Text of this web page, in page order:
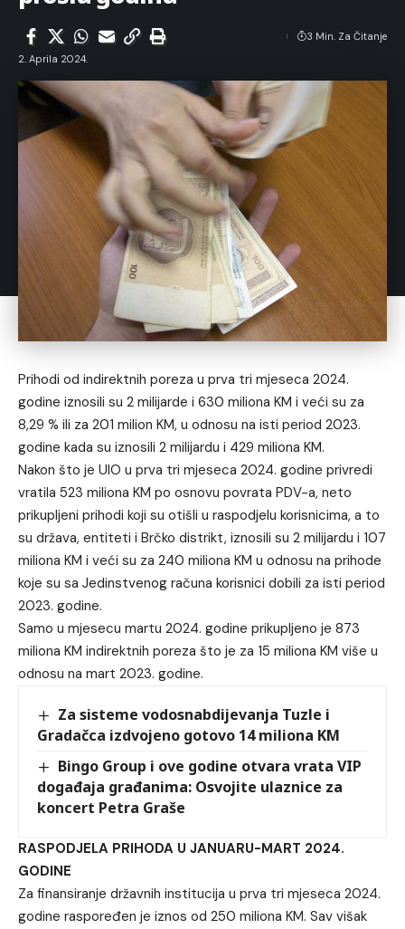
2. Aprila 2024.
3 Min. Za Čitanje
Prihodi od indirektnih poreza u prva tri mjeseca 2024.
godine iznosili su 2 milijarde i 630 miliona KM i veći su za
8,29 % ili za 201 milion KM, u odnosu na isti period 2023.
godine kada su iznosili 2 milijardu i 429 miliona KM.
Nakon što je UIO u prva tri mjeseca 2024. godine privredi
vratila 523 miliona KM po osnovu povrata PDV-a, neto
prikupljeni prihodi koji su otišli u raspodjelu korisnicima, a to
su država, entiteti i Brčko distrikt, iznosili su 2 milijardu i 107
miliona KM i veći su za 240 miliona KM u odnosu na prihode
koje su sa Jedinstvenog računa korisnici dobili za isti period
2023. godine.
Samo u mjesecu martu 2024. godine prikupljeno je 873
miliona KM indirektnih poreza što je za 15 miliona KM više u
odnosu na mart 2023. godine.
Za sisteme vodosnabdijevanja Tuzle i
Gradačca izdvojeno gotovo 14 miliona KM
Bingo Group i ove godine otvara vrata VIP
događaja građanima: Osvojite ulaznice za
koncert Petra Graše
RASPODJELA PRIHODA U JANUARU-MART 2024.
GODINE
Za finansiranje državnih institucija u prva tri mjeseca 2024.
godine raspoređen je iznos od 250 miliona KM. Sav višak